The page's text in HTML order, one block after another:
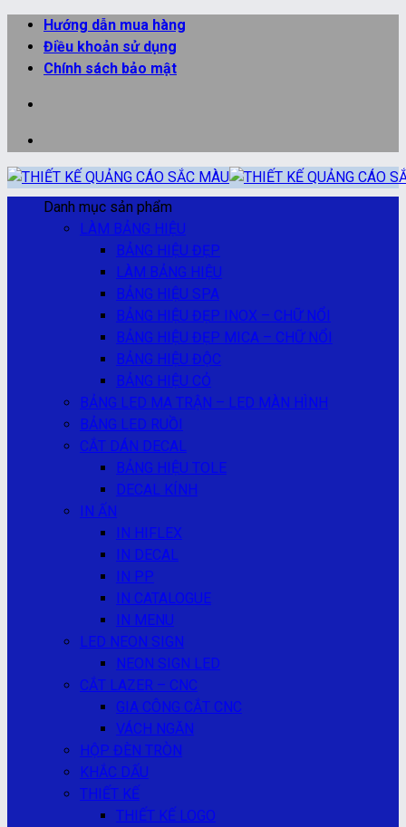
qua
Hướng dẫn mua hàng
Điều khoản sử dụng
Chính sách bảo mật
Danh mục sản phẩm
LÀM BẢNG HIỆU
BẢNG HIỆU ĐẸP
LÀM BẢNG HIỆU
BẢNG HIỆU SPA
BẢNG HIỆU ĐẸP INOX – CHỮ NỔI
BẢNG HIỆU ĐẸP MICA – CHỮ NỔI
BẢNG HIỆU ĐỘC
BẢNG HIỆU CỎ
BẢNG LED MA TRẬN – LED MÀN HÌNH
BẢNG LED RUỒI
CẮT DÁN DECAL
BẢNG HIỆU TOLE
DECAL KÍNH
IN ẤN
IN HIFLEX
IN DECAL
IN PP
IN CATALOGUE
IN MENU
LED NEON SIGN
NEON SIGN LED
CẮT LAZER – CNC
GIA CÔNG CẮT CNC
VÁCH NGĂN
HỘP ĐÈN TRÒN
KHẮC DẤU
THIẾT KẾ
THIẾT KẾ LOGO